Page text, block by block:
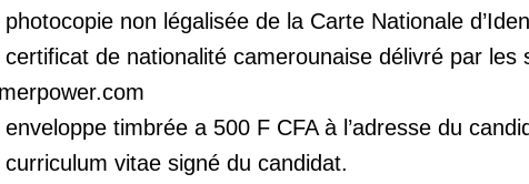
photocopie non légalisée de la Carte Nationale
certificat de nationalité camerounaise délivré par les
enveloppe timbrée a 500 F CFA à l’adresse du
curriculum vitae signé du candidat.